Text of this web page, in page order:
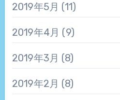
2019年5月 (11)
2019年4月 (9)
2019年3月 (8)
2019年2月 (8)